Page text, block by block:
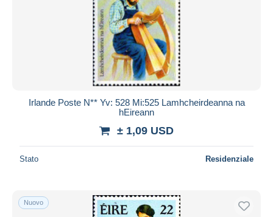
Irlande Poste N** Yv: 528 Mi:525 Lamhcheirdeanna na
hEireann
± 1,09 USD
Stato Residenziale
Nuovo